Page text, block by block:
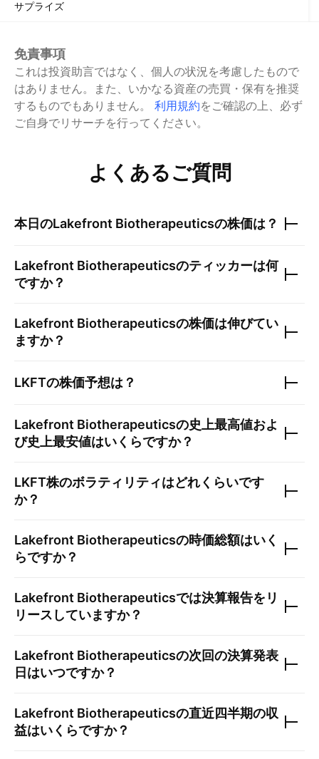
サプライズ
免責事項
これは投資助言ではなく、個人の状況を考慮したもので
はありません。また、いかなる資産の売買・保有を推奨
するものでもありません。
利用規約をご確認の上、必ず
ご自身でリサーチを行ってください。
よくあるご質問
本日のLakefront Biotherapeuticsの株価は？
Lakefront Biotherapeuticsのティッカーは何
ですか？
Lakefront Biotherapeuticsの株価は伸びてい
ますか？
LKFTの株価予想は？
Lakefront Biotherapeuticsの史上最高値およ
び史上最安値はいくらですか？
LKFT株のボラティリティはどれくらいです
か？
Lakefront Biotherapeuticsの時価総額はいく
らですか？
Lakefront Biotherapeuticsでは決算報告をリ
リースしていますか？
Lakefront Biotherapeuticsの次回の決算発表
日はいつですか？
Lakefront Biotherapeuticsの直近四半期の収
益はいくらですか？